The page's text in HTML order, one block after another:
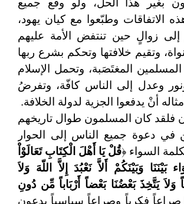
بغير هذا الحلّ، ولو وقّع جميع
الاتفاقات وطبّعوا مع كيان يهود،
زوالٍ حين تنتفض الأمة عليهم
وتقيم خلافتها وتحكم بشرع ربها
المغتَصَبة، وتحمل الإسلام
وعدل إلى الناس كافّة، وتفرضُ
أنْ يدفعوا الجزية لدولة الخلافة.
فلقد كان المسلمون طوال تاريخهم
في دعوة جميع الناس إلى الحوار
السواء ﴿قُلْ يَا أَهْلَ الْكِتَابِ تَعَالَوْاْ
بَيْنَنَا وَبَيْنَكُمْ أَلاَّ نَعْبُدَ إِلاَّ اللّهَ وَلاَ
يَتَّخِذَ بَعْضُنَا بَعْضاً أَرْبَاباً مِّن دُونِ
صراعاً فكرياً وصراعاً سياسياً يدعون